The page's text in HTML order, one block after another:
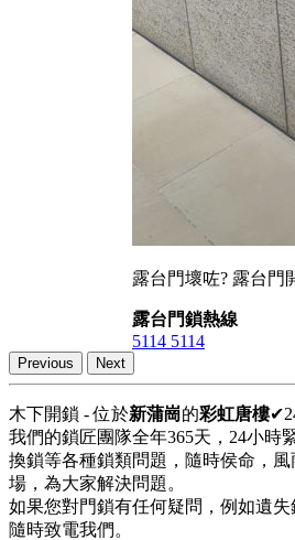
露台門壞咗? 露台門
露台門鎖熱線
5114 5114
Previous Next
木下開鎖 - 位於新蒲崗的彩虹唐樓
我們的鎖匠團隊全年365天，24小時
換鎖等各種鎖類問題，隨時侯命，
場，為大家解決問題。
如果您對門鎖有任何疑問，例如遺
隨時致電我們。